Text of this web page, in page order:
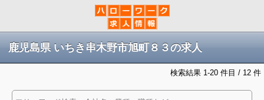
鹿児島県 いちき串木野市旭町８３の求人
検索結果 1-20 件目 / 12 件